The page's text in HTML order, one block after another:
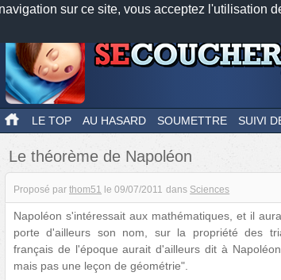
sur ce site, vous acceptez l'utilisation
LE TOP AU HASARD SOUMETTRE SUIVI
Le théorème de Napoléon
Proposé par thom51 le 09/07/2011 dans Sciences
Napoléon s'intéressait aux mathématiques, et il
porte d'ailleurs son nom, sur la propriété des
français de l'époque aurait d'ailleurs dit à
mais pas une leçon de géométrie".